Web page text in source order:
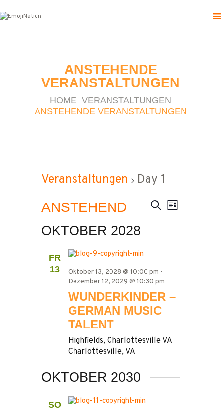
ANSTEHENDE
VERANSTALTUNGEN
HOME VERANSTALTUNGEN
ANSTEHENDE VERANSTALTUNGEN
ÜBER UNS
EVENTS
KONTAKT
Veranstaltungen Day 1
SUCHE
ANSTEHEND
OKTOBER 2028
FR
13
Oktober 13, 2028 @ 10:00 pm -
Dezember 12, 2029 @ 10:30 pm
WUNDERKINDER –
GERMAN MUSIC
TALENT
Highfields, Charlottesville VA
Charlottesville, VA
OKTOBER 2030
SO